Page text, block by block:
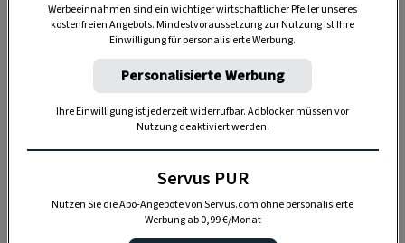
„Servus Garten“ auf WhatsApp
Werbeeinnahmen sind ein wichtiger wirtschaftlicher Pfeiler unseres
kostenfreien Angebots. Mindestvoraussetzung zur Nutzung ist Ihre
Einwilligung für personalisierte Werbung.
Personalisierte Werbung
Ihre Einwilligung ist jederzeit widerrufbar. Adblocker müssen vor
Nutzung deaktiviert werden.
Servus PUR
Nutzen Sie die Abo-Angebote von Servus.com ohne personalisierte
Werbung ab 0,99 €/Monat